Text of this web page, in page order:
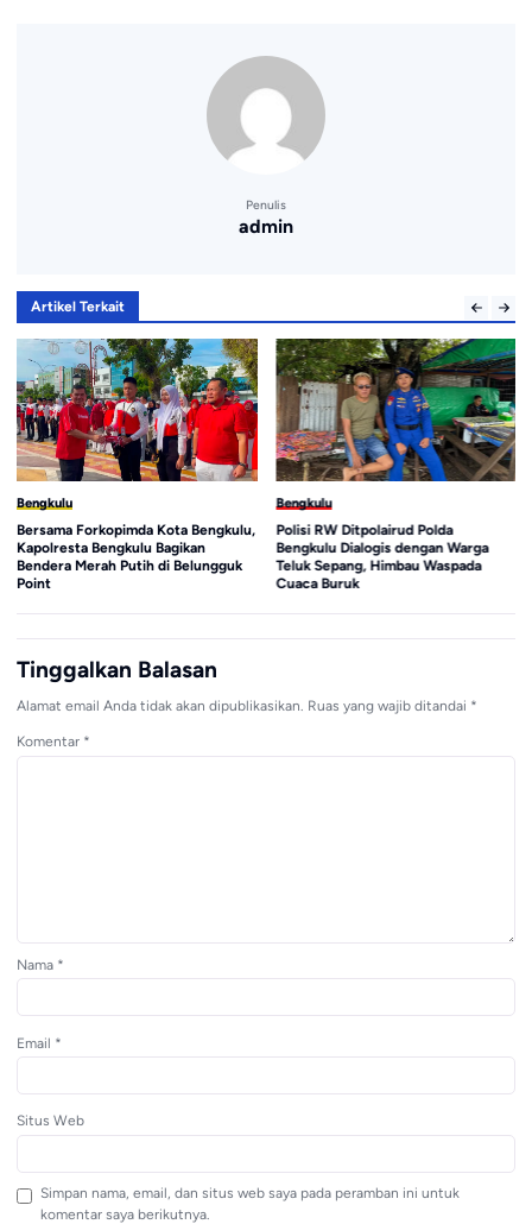
Penulis
admin
Artikel Terkait
Bengkulu
Bersama Forkopimda Kota Bengkulu,
Kapolresta Bengkulu Bagikan
Bendera Merah Putih di Belungguk
Point
Bengkulu
Polisi RW Ditpolairud Polda
Bengkulu Dialogis dengan Warga
Teluk Sepang, Himbau Waspada
Cuaca Buruk
Tinggalkan Balasan
Alamat email Anda tidak akan dipublikasikan. Ruas yang wajib ditandai *
Komentar *
Nama *
Email *
Situs Web
Simpan nama, email, dan situs web saya pada peramban ini untuk
komentar saya berikutnya.